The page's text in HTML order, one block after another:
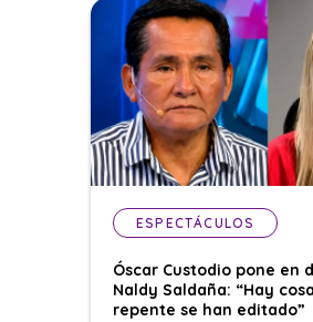
ESPECTÁCULOS
Óscar Custodio pone en
Naldy Saldaña: “Hay
repente se han editado”